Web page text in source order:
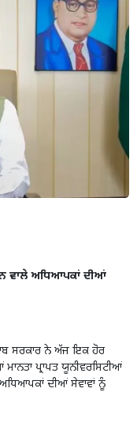
ਵਾਲੇ ਅਧਿਆਪਕਾਂ ਦੀਆਂ
ਸਰਕਾਰ ਨੇ ਅੱਜ ਇਕ ਹੋਰ
ਪ੍ਰਾਪਤ ਯੂਨੀਵਰਸਿਟੀਆਂ
ਦੀਆਂ ਸੇਵਾਵਾਂ ਨੂੰ